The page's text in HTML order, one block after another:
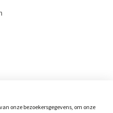
onze bezoekersgegevens, om onze